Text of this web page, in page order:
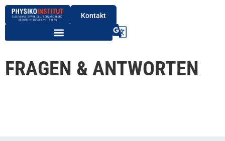
Kontakt
FRAGEN & ANTWORTEN